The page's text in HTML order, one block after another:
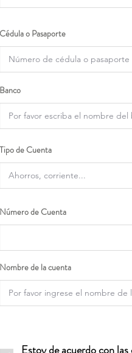
Cédula o Pasaporte
Banco
Tipo de Cuenta
Número de Cuenta
Nombre de la cuenta